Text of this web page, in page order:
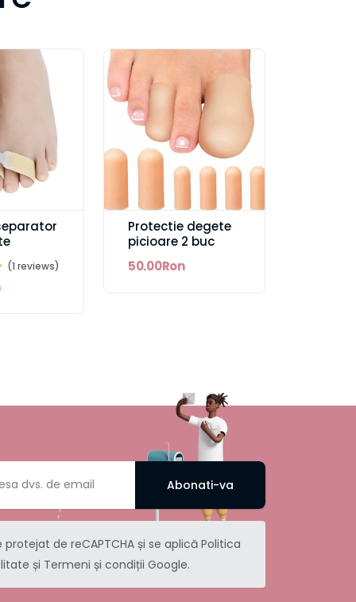
(1 reviews)
Protectie degete
picioare 2 buc
50.00Ron
de reCAPTCHA și se aplică Politica
și Termeni și condiții Google.
Abonati-va